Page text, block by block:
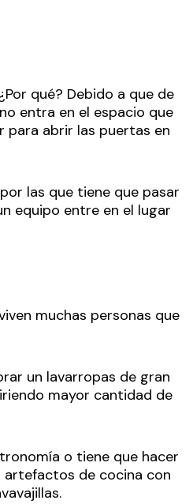
qué? Debido a que de
entra en el espacio que
para abrir las puertas en
las que tiene que pasar
equipo entre en el lugar
muchas personas que
un lavarropas de gran
mayor cantidad de
o tiene que hacer
artefactos de cocina con